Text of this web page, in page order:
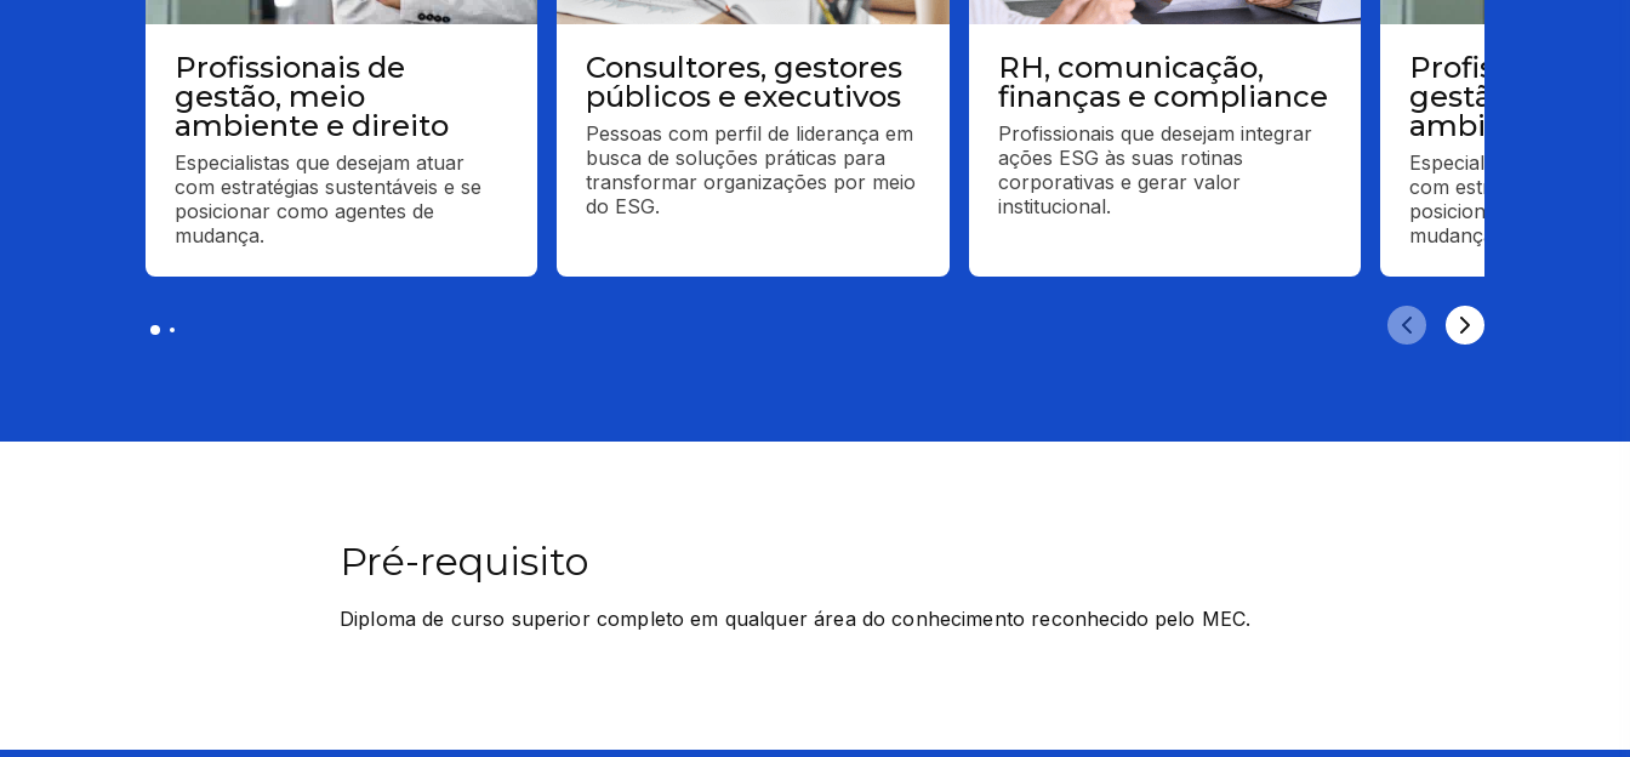
Profissionais de
gestão, meio
ambiente e direito
Especialistas que desejam atuar
com estratégias sustentáveis e se
posicionar como agentes de
mudança.
Consultores, gestores
públicos e executivos
Pessoas com perfil de liderança em
busca de soluções práticas para
transformar organizações por meio
do ESG.
RH, comunicação,
finanças e compliance
Profissionais que desejam integrar
ações ESG às suas rotinas
corporativas e gerar valor
institucional.
Profissionais
gestão, meio
ambiente e
Especialistas que
com estratégias
posicionar como
mudança.
Pré-requisito
Diploma de curso superior completo em qualquer área do conhecimento reconhecido pelo MEC.